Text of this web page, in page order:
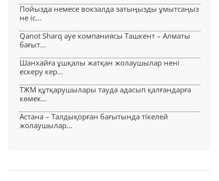
Пойызда немесе вокзалда затыңызды ұмытсаңыз
не іс...
Qanot Sharq әуе компаниясы Ташкент – Алматы
бағыт...
Шанхайға ұшқалы жатқан жолаушылар нені
ескеру кер...
ТЖМ құтқарушылары тауда адасып қалғандарға
көмек...
Астана – Талдықорған бағытында тікелей
жолаушылар...